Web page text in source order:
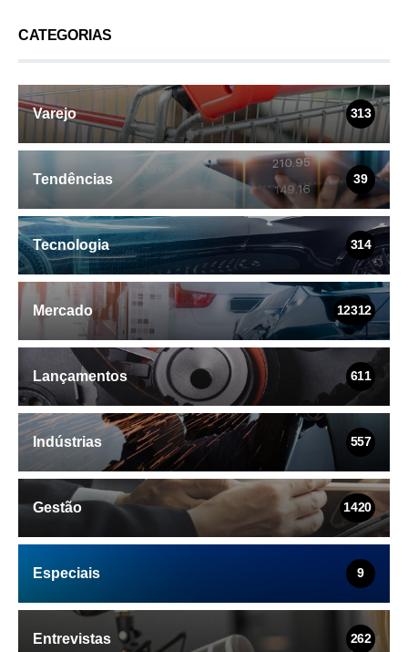
CATEGORIAS
Varejo 313
Tendências 39
Tecnologia 314
Mercado 12312
Lançamentos 611
Indústrias 557
Gestão 1420
Especiais 9
Entrevistas 262